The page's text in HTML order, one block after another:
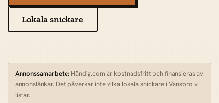
Lokala snickare
Annonssamarbete: Händig.com är kostnadsfritt och finansieras av
annonslänkar. Det påverkar inte vilka lokala snickare i Vansbro vi
listar.